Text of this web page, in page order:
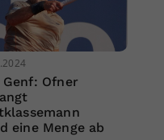
Genf: Ofner
eine Menge ab